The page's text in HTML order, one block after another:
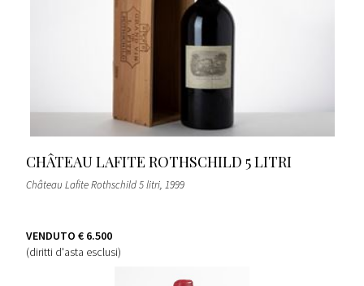
CHÂTEAU LAFITE ROTHSCHILD 5 LITRI
Château Lafite Rothschild 5 litri, 1999
VENDUTO € 6.500
(diritti d'asta esclusi)